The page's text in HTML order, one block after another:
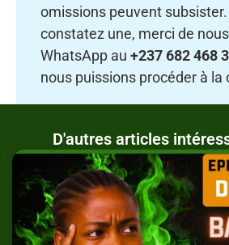
omissions peuvent subsister.
constatez une, merci de
WhatsApp au +237 682 468
nous puissions procéder à la
D'autres articles